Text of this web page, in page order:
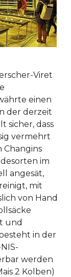
Viret
einen
der derzeit
sicher, dass
vermehrt
Changins
im
angesät,
mit
von Hand
und
in der
werden
2 Kolben)